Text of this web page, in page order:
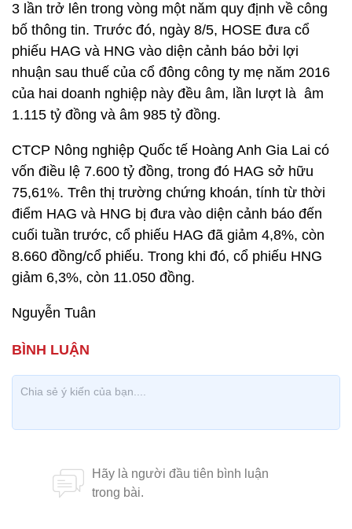
3 lần trở lên trong vòng một năm quy định về công
bố thông tin. Trước đó, ngày 8/5, HOSE đưa cổ
phiếu HAG và HNG vào diện cảnh báo bởi lợi
nhuận sau thuế của cổ đông công ty mẹ năm 2016
của hai doanh nghiệp này đều âm, lần lượt là âm
1.115 tỷ đồng và âm 985 tỷ đồng.
CTCP Nông nghiệp Quốc tế Hoàng Anh Gia Lai có
vốn điều lệ 7.600 tỷ đồng, trong đó HAG sở hữu
75,61%. Trên thị trường chứng khoán, tính từ thời
điểm HAG và HNG bị đưa vào diện cảnh báo đến
cuối tuần trước, cổ phiếu HAG đã giảm 4,8%, còn
8.660 đồng/cổ phiếu. Trong khi đó, cổ phiếu HNG
giảm 6,3%, còn 11.050 đồng.
Nguyễn Tuân